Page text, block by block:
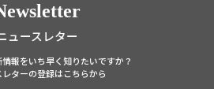
ュースレター
報をいち早く知りたいですか？
レターの登録はこちらから